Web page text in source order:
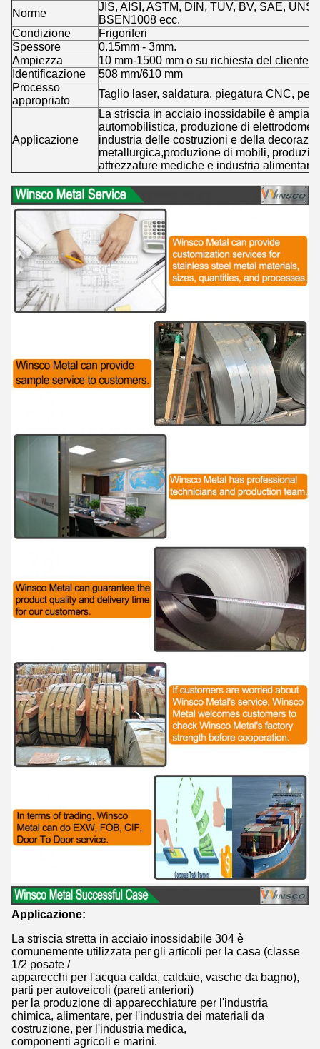
Norme
JIS, AISI, ASTM, DIN, TUV, BV, SAE,
BSEN1008 ecc.
Condizione
Frigoriferi
Spessore
0.15mm - 3mm.
Ampiezza
10 mm-1500 mm o su richiesta del cliente.
Identificazione
508 mm/610 mm
Processo
appropriato
Taglio laser, saldatura, piegatura CNC,
Applicazione
La striscia in acciaio inossidabile è
automobilistica, produzione di
industria delle costruzioni e della
metallurgica,produzione di mobili,
attrezzature mediche e industria
Applicazione:
La striscia stretta in acciaio inossidabile 304 è
comunemente utilizzata per gli articoli per la casa (classe
1/2 posate /
apparecchi per l'acqua calda, caldaie, vasche da bagno),
parti per autoveicoli (pareti anteriori)
per la produzione di apparecchiature per l'industria
chimica, alimentare, per l'industria dei materiali da
costruzione, per l'industria medica,
componenti agricoli e marini.